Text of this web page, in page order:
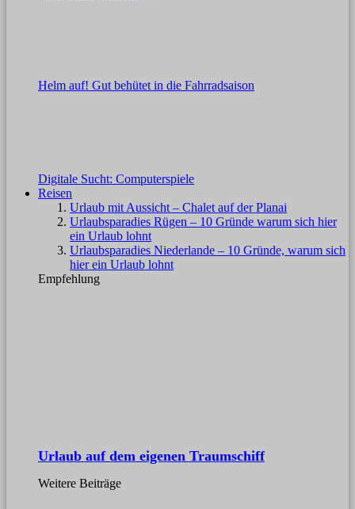
Helm auf! Gut behütet in die Fahrradsaison
Digitale Sucht: Computerspiele
Reisen
Urlaub mit Aussicht – Chalet auf der Planai
Urlaubsparadies Rügen – 10 Gründe warum sich hier
ein Urlaub lohnt
Urlaubsparadies Niederlande – 10 Gründe, warum sich
hier ein Urlaub lohnt
Empfehlung
Urlaub auf dem eigenen Traumschiff
Weitere Beiträge